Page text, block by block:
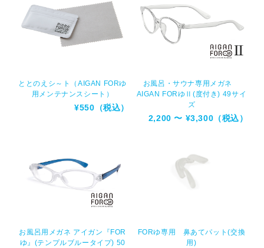
ととのえシ～ト（AIGAN FORゆ
用メンテナンスシート）
¥550（税込）
お風呂・サウナ専用メガネ
AIGAN FORゆⅡ(度付き) 49サイ
ズ
2,200 〜 ¥3,300（税込）
お風呂用メガネ アイガン『FOR
ゆ』(テンプルブルータイプ) 50
FORゆ専用 鼻あてパット(交換
用)